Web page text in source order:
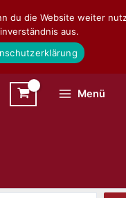
Menü
du die Website weiter
aus.